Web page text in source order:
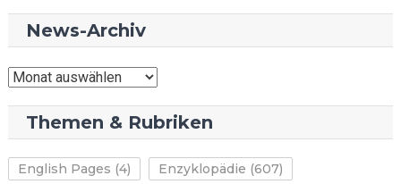
News-Archiv
News-
Themen & Rubriken
English Pages (4) Enzyklopädie (607)